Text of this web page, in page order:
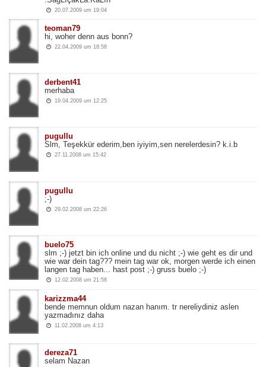
20.07.2009 um 19:04
teoman79
hi, woher denn aus bonn?
22.04.2009 um 18:58
derbent41
merhaba
19.04.2009 um 12:25
pugullu
Slm, Teşekkür ederim,ben iyiyim,sen nerelerdesin? k.i.b
27.11.2008 um 15:42
pugullu
;-)
29.02.2008 um 22:26
buelo75
slm ;-) jetzt bin ich online und du nicht ;-) wie geht es dir und
wie war dein tag??? mein tag war ok, morgen werde ich einen
langen tag haben... hast post ;-) gruss buelo ;-)
12.02.2008 um 21:58
karizzma44
bende memnun oldum nazan hanım. tr nereliydiniz aslen
yazmadınız daha
11.02.2008 um 4:13
dereza71
selam Nazan